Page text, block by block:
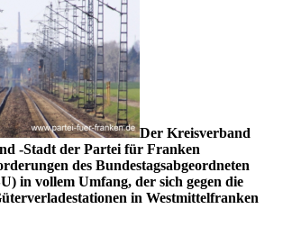
Der Kreisverband
-Stadt der Partei für Franken
des Bundestagsabgeordneten
in vollem Umfang, der sich gegen die
in Westmittelfranken